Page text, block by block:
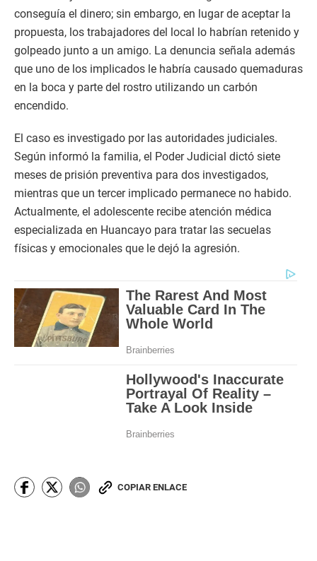
conseguía el dinero; sin embargo, en lugar de aceptar la
propuesta, los trabajadores del local lo habrían retenido y
golpeado junto a un amigo. La denuncia señala además
que uno de los implicados le habría causado quemaduras
en la boca y parte del rostro utilizando un carbón
encendido.
El caso es investigado por las autoridades judiciales.
Según informó la familia, el Poder Judicial dictó siete
meses de prisión preventiva para dos investigados,
mientras que un tercer implicado permanece no habido.
Actualmente, el adolescente recibe atención médica
especializada en Huancayo para tratar las secuelas
físicas y emocionales que le dejó la agresión.
COPIAR ENLACE